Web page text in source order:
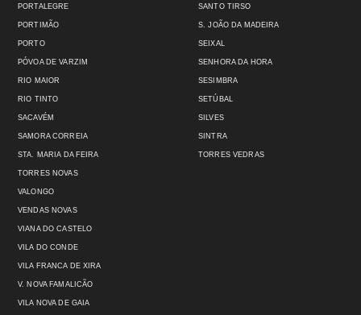
PORTALEGRE
PORTIMÃO
PORTO
PÓVOA DE VARZIM
RIO MAIOR
RIO TINTO
SACAVÉM
SAMORA CORREIA
STA. MARIA DA FEIRA
SANTO TIRSO
S. JOÃO DA MADEIRA
SEIXAL
SENHORA DA HORA
SESIMBRA
SETÚBAL
SILVES
SINTRA
TORRES VEDRAS
TORRES NOVAS
VALONGO
VENDAS NOVAS
VIANA DO CASTELO
VILA DO CONDE
VILA FRANCA DE XIRA
V. NOVA FAMALICÃO
VILA NOVA DE GAIA